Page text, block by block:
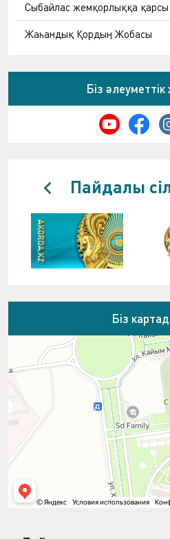
Сыбайлас жемқорлыққа қарсы
Жаһандық Қордың Жобасы
Біз әлеуметтік
Пайдалы
Біз